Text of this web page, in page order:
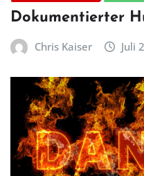
Dokumentierter
Chris Kaiser Juli